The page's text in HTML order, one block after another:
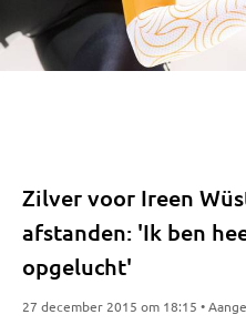
Zilver voor Ireen
afstanden: 'Ik ben
opgelucht'
27 december 2015 om 18:15 •